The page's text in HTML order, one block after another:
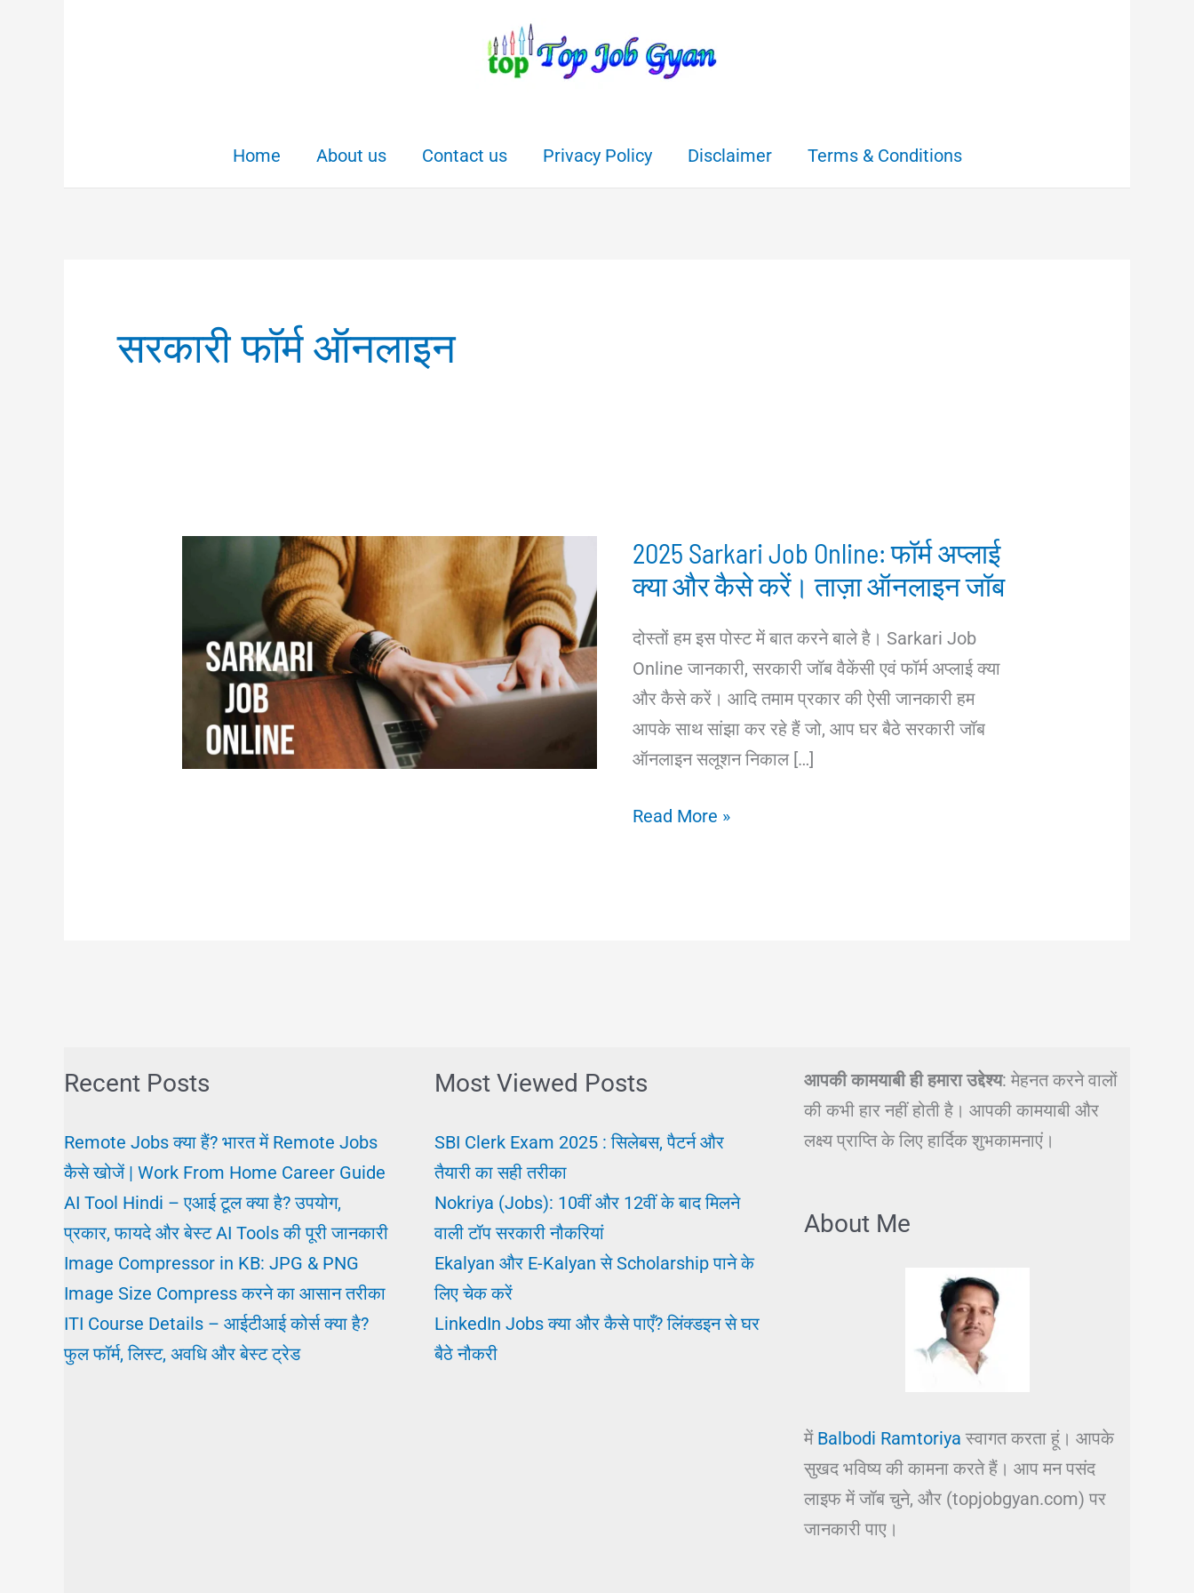
Home About us Contact us Privacy Policy Disclaimer Terms & Conditions
सरकारी फॉर्म ऑनलाइन
2025 Sarkari Job Online: फॉर्म अप्लाई
क्या और कैसे करें। ताज़ा ऑनलाइन जॉब
दोस्तों हम इस पोस्ट में बात करने बाले है। Sarkari Job
Online जानकारी, सरकारी जॉब वैकेंसी एवं फॉर्म अप्लाई क्या
और कैसे करें। आदि तमाम प्रकार की ऐसी जानकारी हम
आपके साथ सांझा कर रहे हैं जो, आप घर बैठे सरकारी जॉब
ऑनलाइन सलूशन निकाल […]
2025
करें।
ऑनलाइन
Read More »
Recent Posts
Remote Jobs क्या हैं? भारत में Remote Jobs
कैसे खोजें | Work From Home Career Guide
AI Tool Hindi – एआई टूल क्या है? उपयोग,
प्रकार, फायदे और बेस्ट AI Tools की पूरी जानकारी
Image Compressor in KB: JPG & PNG
Image Size Compress करने का आसान तरीका
ITI Course Details – आईटीआई कोर्स क्या है?
फुल फॉर्म, लिस्ट, अवधि और बेस्ट ट्रेड
Most Viewed Posts
SBI Clerk Exam 2025 : सिलेबस, पैटर्न और
तैयारी का सही तरीका
Nokriya (Jobs): 10वीं और 12वीं के बाद मिलने
वाली टॉप सरकारी नौकरियां
Ekalyan और E-Kalyan से Scholarship पाने के
लिए चेक करें
LinkedIn Jobs क्या और कैसे पाएँ? लिंक्डइन से घर
बैठे नौकरी
आपकी कामयाबी ही हमारा उद्देश्य: मेहनत करने वालों
की कभी हार नहीं होती है। आपकी कामयाबी और
लक्ष्य प्राप्ति के लिए हार्दिक शुभकामनाएं।
About Me
में Balbodi Ramtoriya स्वागत करता हूं। आपके
सुखद भविष्य की कामना करते हैं। आप मन पसंद
लाइफ में जॉब चुने, और (topjobgyan.com) पर
जानकारी पाए।